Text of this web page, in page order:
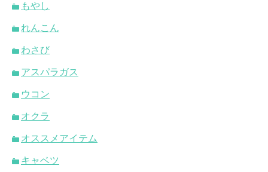
もやし
れんこん
わさび
アスパラガス
ウコン
オクラ
オススメアイテム
キャベツ